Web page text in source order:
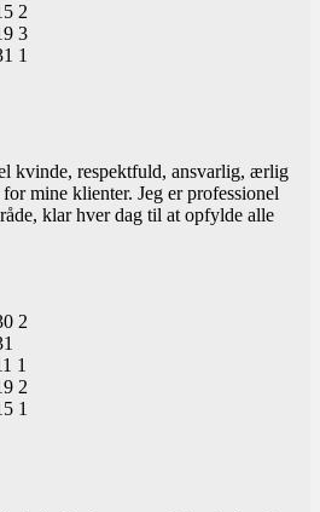
kvinde, respektfuld, ansvarlig, ærlig
mine klienter. Jeg er professionel
klar hver dag til at opfylde alle